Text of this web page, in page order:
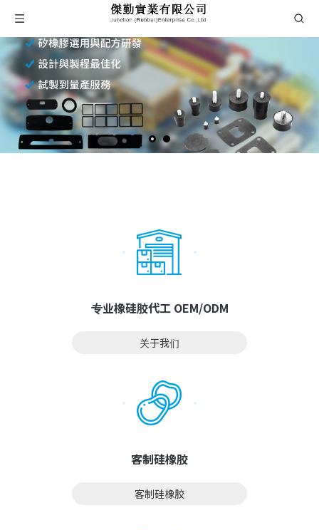
专业橡硅胶代工 OEM/ODM
关于我们
客制硅橡胶
客制硅橡胶